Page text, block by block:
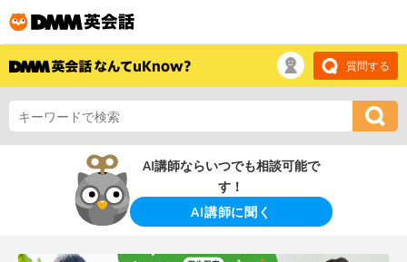
質問する
AI講師ならいつでも相談可能で
す！
AI講師に聞く